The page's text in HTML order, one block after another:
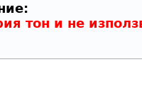
тон и не